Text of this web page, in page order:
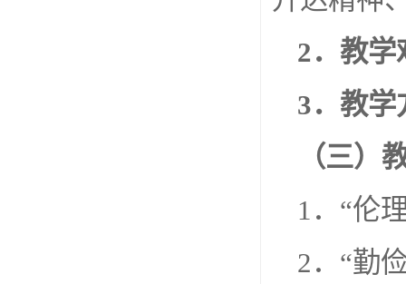
2．教学
3．教学
（三）
1．“伦
2．“勤